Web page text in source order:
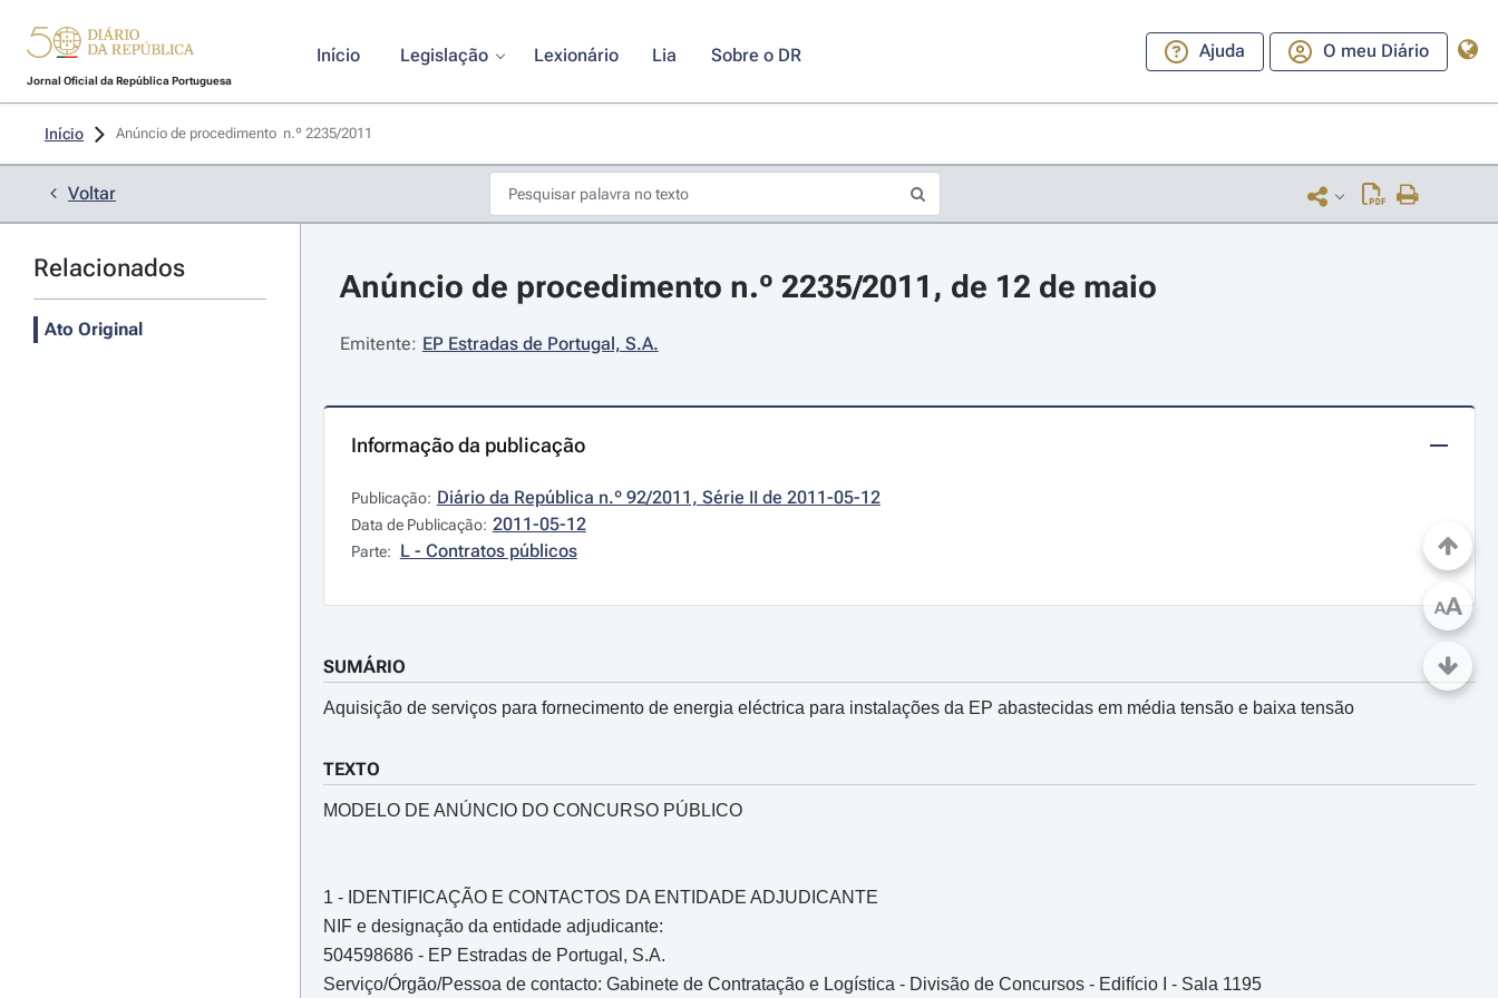
Jornal Oficial da República Portuguesa
Início Legislação Lexionário Lia Sobre o DR Ajuda O meu Diário
Início Anúncio de procedimento  n.º 2235/2011
Voltar
Relacionados
Ato Original
Anúncio de procedimento n.º 2235/2011, de 12 de maio
Emitente: EP Estradas de Portugal, S.A.
Informação da publicação
Publicação: Diário da República n.º 92/2011, Série II de 2011-05-12
Data de Publicação: 2011-05-12
Parte: L - Contratos públicos
SUMÁRIO
Aquisição de serviços para fornecimento de energia eléctrica para instalações da EP abastecidas em média tensão e baixa tensão
TEXTO
MODELO DE ANÚNCIO DO CONCURSO PÚBLICO
1 - IDENTIFICAÇÃO E CONTACTOS DA ENTIDADE ADJUDICANTE
NIF e designação da entidade adjudicante:
504598686 - EP Estradas de Portugal, S.A.
Serviço/Órgão/Pessoa de contacto: Gabinete de Contratação e Logística - Divisão de Concursos - Edifício I - Sala 1195
AA